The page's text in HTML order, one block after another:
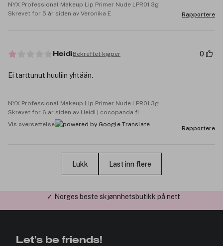
NYX Professional Makeup Lip Primer Nude LPR01 3g
Skrevet for 5 år siden av Veronika E
Rapportere
HeidiBekreftet kjøper 0
Ei tarttunut huuliin yhtään.
NYX Professional Makeup Lip Primer Nude LPR01 3g
Skrevet for 6 år siden av Heidi | cocopanda.fi
Vis oversettelse
Rapportere
Lukk Last inn flere
✓ Årets Nettbutikk 2026 og 2025
Let's be friends!